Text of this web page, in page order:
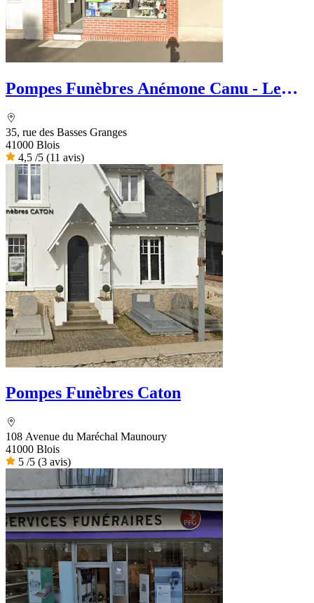
Pompes Funèbres Anémone Canu - Le
35, rue des Basses Granges
41000 Blois
4,5 /5 (11 avis)
Pompes Funèbres Caton
108 Avenue du Maréchal Maunoury
41000 Blois
5 /5 (3 avis)